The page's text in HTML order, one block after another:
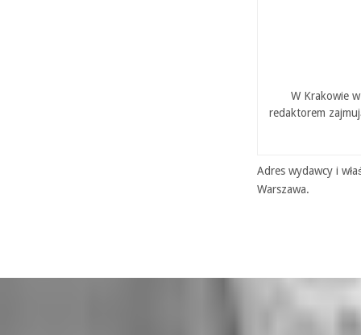
W Krakowie
redaktorem
Adres wydawcy i
Warszawa.